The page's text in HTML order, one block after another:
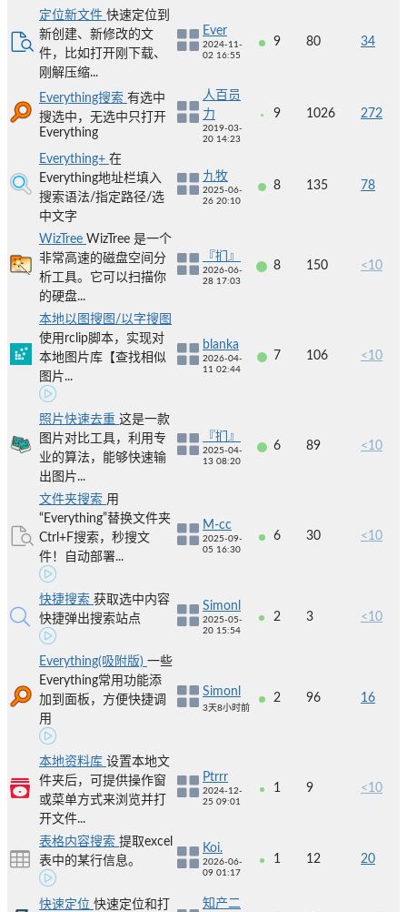
定位新文件 快速定位到
新创建、新修改的文
件，比如打开刚下载、
刚解压缩...
Ever
2024-11-
02 16:55
9 80 34
Everything搜索 有选中
搜选中，无选中只打开
Everything
人百员
力
2019-03-
20 14:23
9 1026 272
Everything+ 在
Everything地址栏填入
搜索语法/指定路径/选
中文字
九牧
2025-06-
26 20:10
8 135 78
WizTree WizTree 是一个
非常高速的磁盘空间分
析工具。它可以扫描你
的硬盘...
『扪』
2026-06-
28 17:03
8 150 <10
本地以图搜图/以字搜图
使用rclip脚本，实现对
本地图片库【查找相似
图片...
blanka
2026-04-
11 02:44
7 106 <10
照片快速去重 这是一款
图片对比工具，利用专
业的算法，能够快速输
出图片...
『扪』
2025-04-
13 08:20
6 89 <10
文件夹搜索 用
“Everything”替换文件夹
Ctrl+F搜索，秒搜文
件！自动部署...
M-cc
2025-09-
05 16:30
6 30 <10
快捷搜索 获取选中内容
快捷弹出搜索站点
Simonl
2025-05-
20 15:54
2 3 <10
Everything(吸附版) 一些
Everything常用功能添
加到面板，方便快捷调
用
Simonl
3天8小时前
2 96 16
本地资料库 设置本地文
件夹后，可提供操作窗
或菜单方式来浏览并打
开文件...
Ptrrr
2024-12-
25 09:01
1 9 <10
表格内容搜索 提取excel
表中的某行信息。
Koi.
2026-06-
09 01:17
1 12 20
快速定位 快速定位和打
知产二